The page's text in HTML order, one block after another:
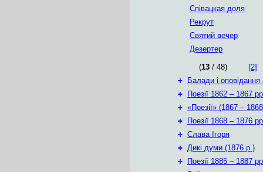
Співацкая доля
Рекрут
Святий вечер
Дезертер
(13 / 48)
[2]
+
Балади і
+
Поезії 1862 – 1867
+ «Поезії» (1867 –
+
Поезії 1868 – 1876
+ Слава Ігоря
+ Дикі думи (1876 р.)
+
Поезії 1885 – 1887